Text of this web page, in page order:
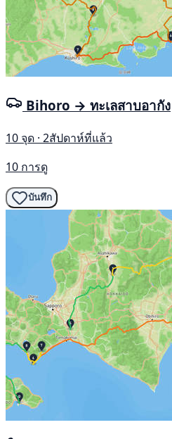
Bihoro → ทะเลสาบอากัง
10 จุด · 2สัปดาห์ที่แล้ว
10 การดู
บันทึก